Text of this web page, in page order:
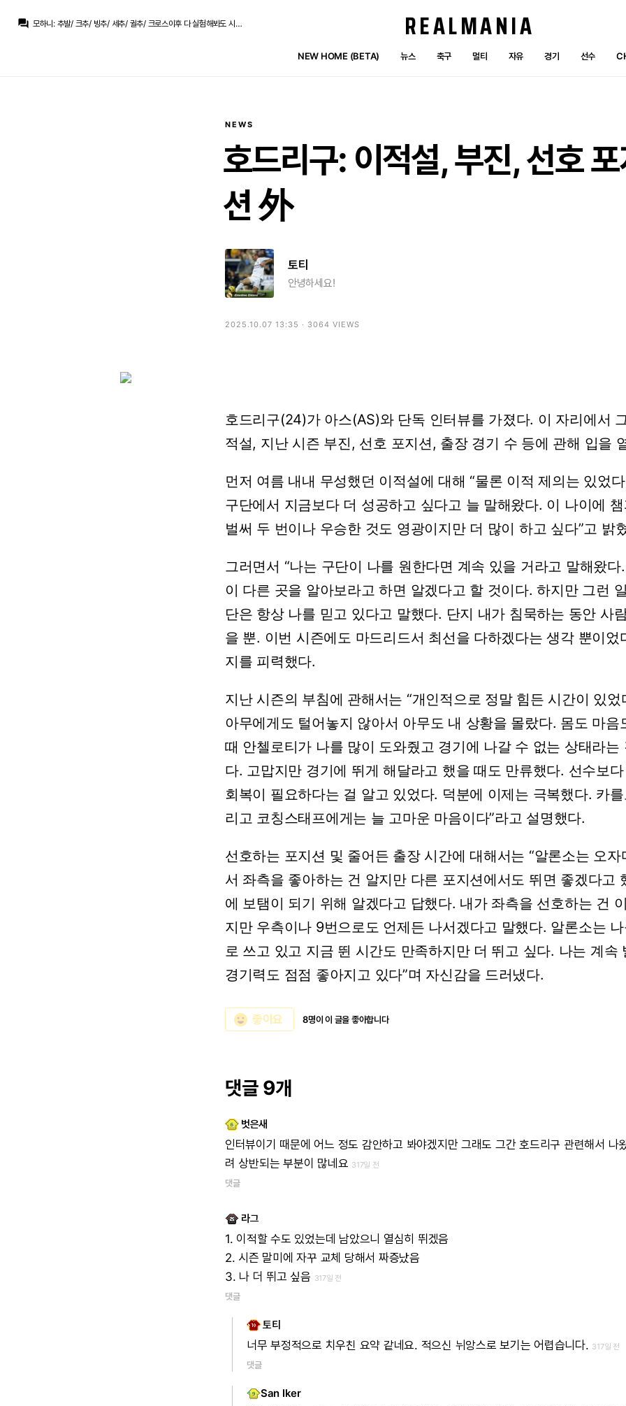
question_answer 모하니: 추발/ 크추/ 빙추/ 세추/ 귈추/ 크로스이후 다 실험해봐도 시너지 나는조합 0
REALMANIA
NEW HOME (BETA) 뉴스 축구 멀티 자유 경기 선수
NEWS
호드리구: 이적설, 부진, 선호 포
션 外
토티
안녕하세요!
2025.10.07 13:35 · 3064 VIEWS
호드리구(24)가 아스(AS)와 단독 인터뷰를 가졌다. 이 자리에서
적설, 지난 시즌 부진, 선호 포지션, 출장 경기 수 등에 관해 입을
먼저 여름 내내 무성했던 이적설에 대해 “물론 이적 제의는 있었
구단에서 지금보다 더 성공하고 싶다고 늘 말해왔다. 이 나이에
벌써 두 번이나 우승한 것도 영광이지만 더 많이 하고 싶다”고 밝
그러면서 “나는 구단이 나를 원한다면 계속 있을 거라고 말해왔
이 다른 곳을 알아보라고 하면 알겠다고 할 것이다. 하지만 그런
단은 항상 나를 믿고 있다고 말했다. 단지 내가 침묵하는 동안 사
을 뿐. 이번 시즌에도 마드리드서 최선을 다하겠다는 생각 뿐이었
지를 피력했다.
지난 시즌의 부침에 관해서는 “개인적으로 정말 힘든 시간이 있
아무에게도 털어놓지 않아서 아무도 내 상황을 몰랐다. 몸도 마음
때 안첼로티가 나를 많이 도와줬고 경기에 나갈 수 없는 상태라는
다. 고맙지만 경기에 뛰게 해달라고 했을 때도 만류했다. 선수보
회복이 필요하다는 걸 알고 있었다. 덕분에 이제는 극복했다. 카
리고 코칭스태프에게는 늘 고마운 마음이다”라고 설명했다.
선호하는 포지션 및 줄어든 출장 시간에 대해서는 “알론소는 오자
서 좌측을 좋아하는 건 알지만 다른 포지션에서도 뛰면 좋겠다고
에 보탬이 되기 위해 알겠다고 답했다. 내가 좌측을 선호하는 건
지만 우측이나 9번으로도 언제든 나서겠다고 말했다. 알론소는
로 쓰고 있고 지금 뛴 시간도 만족하지만 더 뛰고 싶다. 나는 계속
경기력도 점점 좋아지고 있다”며 자신감을 드러냈다.
emoji_emotions 좋아요 8명이 이 글을 좋아합니다
댓글 9개
벗은새
인터뷰이기 때문에 어느 정도 감안하고 봐야겠지만 그래도 그간 호드리구 관련해서 나
려 상반되는 부분이 많네요 317일 전
댓글
라그
1. 이적할 수도 있었는데 남았으니 열심히 뛰겠음
2. 시즌 말미에 자꾸 교체 당해서 짜증났음
3. 나 더 뛰고 싶음 317일 전
댓글
토티
너무 부정적으로 치우친 요약 같네요. 적으신 뉘앙스로 보기는 어렵습니다. 317일 전
댓글
San Iker